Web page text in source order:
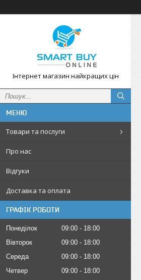
Інтернет магазин найкращих цін
Товари та послуги
Про нас
Відгуки
Доставка та оплата
ГРАФІК РОБОТИ
Понеділок 09:00
18:00
Вівторок
09:00
18:00
Середа
09:00
18:00
Четвер
09:00
18:00